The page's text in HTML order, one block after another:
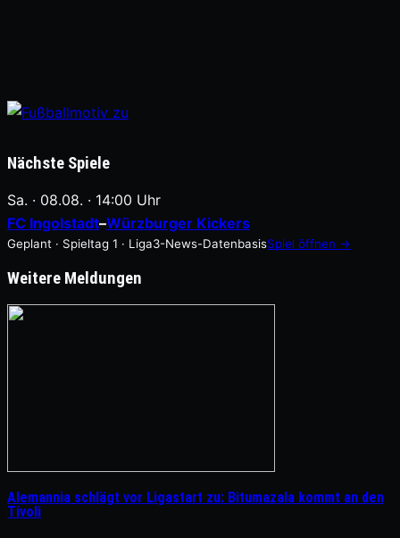
Nächste Spiele
Sa. · 08.08. · 14:00 Uhr
FC Ingolstadt–Würzburger Kickers
Geplant · Spieltag 1 · Liga3-News-DatenbasisSpiel öffnen →
Weitere Meldungen
Alemannia schlägt vor Ligastart zu: Bitumazala kommt an den
Tivoli